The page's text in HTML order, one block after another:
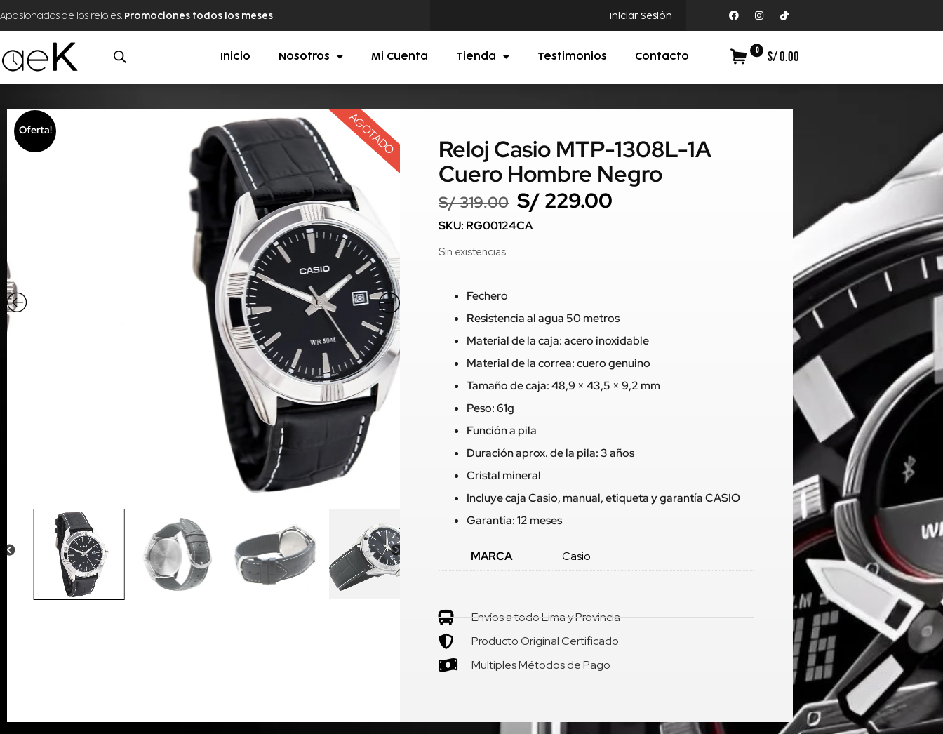
Apasionados de los relojes. Promociones todos los meses Iniciar Sesión
Inicio Nosotros Mi Cuenta Tienda Testimonios Contacto
0 S/ 0.00
Oferta! AGOTADO
Reloj Casio MTP-1308L-1A
Cuero Hombre Negro
S/319.00 S/ 229.00
SKU: RG00124CA
Sin existencias
Fechero
Resistencia al agua 50 metros
Material de la caja: acero inoxidable
Material de la correa: cuero genuino
Tamaño de caja: 48,9 × 43,5 × 9,2 mm
Peso: 61g
Función a pila
Duración aprox. de la pila: 3 años
Cristal mineral
Incluye caja Casio, manual, etiqueta y garantía CASIO
Garantía: 12 meses
MARCA Casio
Envíos a todo Lima y Provincia
Producto Original Certificado
Multiples Métodos de Pago